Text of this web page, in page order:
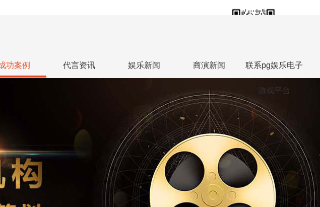
功案例 代言资讯 娱乐新闻 商演新闻 联系pg娱乐电子
游戏平台